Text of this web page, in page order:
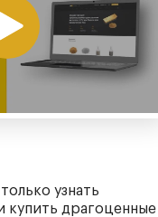
узнать
купить драгоценные